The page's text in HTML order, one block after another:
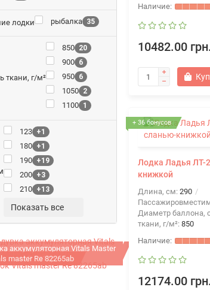
лодки рыбалка 35
ткани, г/м²
850 20
900 6
950 6
1050 2
1100 1
123 +1
180 +1
190 +19
200 +3
210 +13
Показать все
аккумуляторная Vitals Master
ALP 1817p
master Re 82265ab
10482.00 грн.
+ 36 бонусов
Лодка Ладья ЛТ-
книжкой
Длина, см: 290
Диаметр баллона,
ткани, г/м²: 850
12174.00 грн.